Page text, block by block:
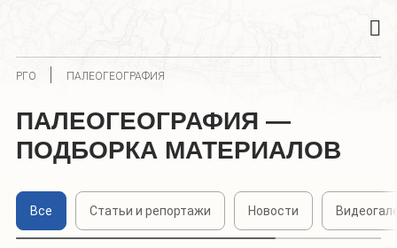
РГО ПАЛЕОГЕОГРАФИЯ
ПАЛЕОГЕОГРАФИЯ —
ПОДБОРКА МАТЕРИАЛОВ
Все Статьи и репортажи Новости